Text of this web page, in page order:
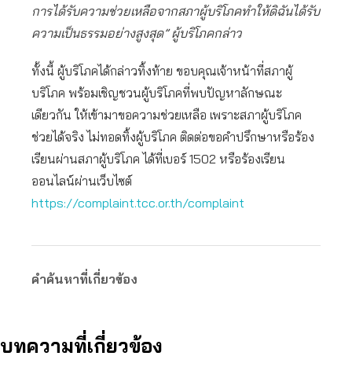
การได้รับความช่วยเหลือจากสภาผู้บริโภคทำให้ดิฉันได้รับ
ความเป็นธรรมอย่างสูงสุด” ผู้บริโภคกล่าว
ทั้งนี้ ผู้บริโภคได้กล่าวทิ้งท้าย ขอบคุณเจ้าหน้าที่สภาผู้
บริโภค พร้อมเชิญชวนผู้บริโภคที่พบปัญหาลักษณะ
เดียวกัน ให้เข้ามาขอความช่วยเหลือ เพราะสภาผู้บริโภค
ช่วยได้จริง ไม่ทอดทิ้งผู้บริโภค ติดต่อขอคำปรึกษาหรือร้อง
เรียนผ่านสภาผู้บริโภค ได้ที่เบอร์ 1502 หรือร้องเรียน
ออนไลน์ผ่านเว็บไซต์
https://complaint.tcc.or.th/complaint
คำค้นหาที่เกี่ยวข้อง
บทความที่เกี่ยวข้อง